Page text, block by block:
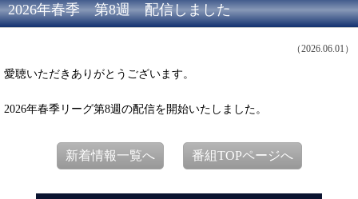
2026年春季 第8週 配信しました
（2026.06.01）
愛聴いただきありがとうございます。
2026年春季リーグ第8週の配信を開始いたしました。
新着情報一覧へ 番組TOPページへ